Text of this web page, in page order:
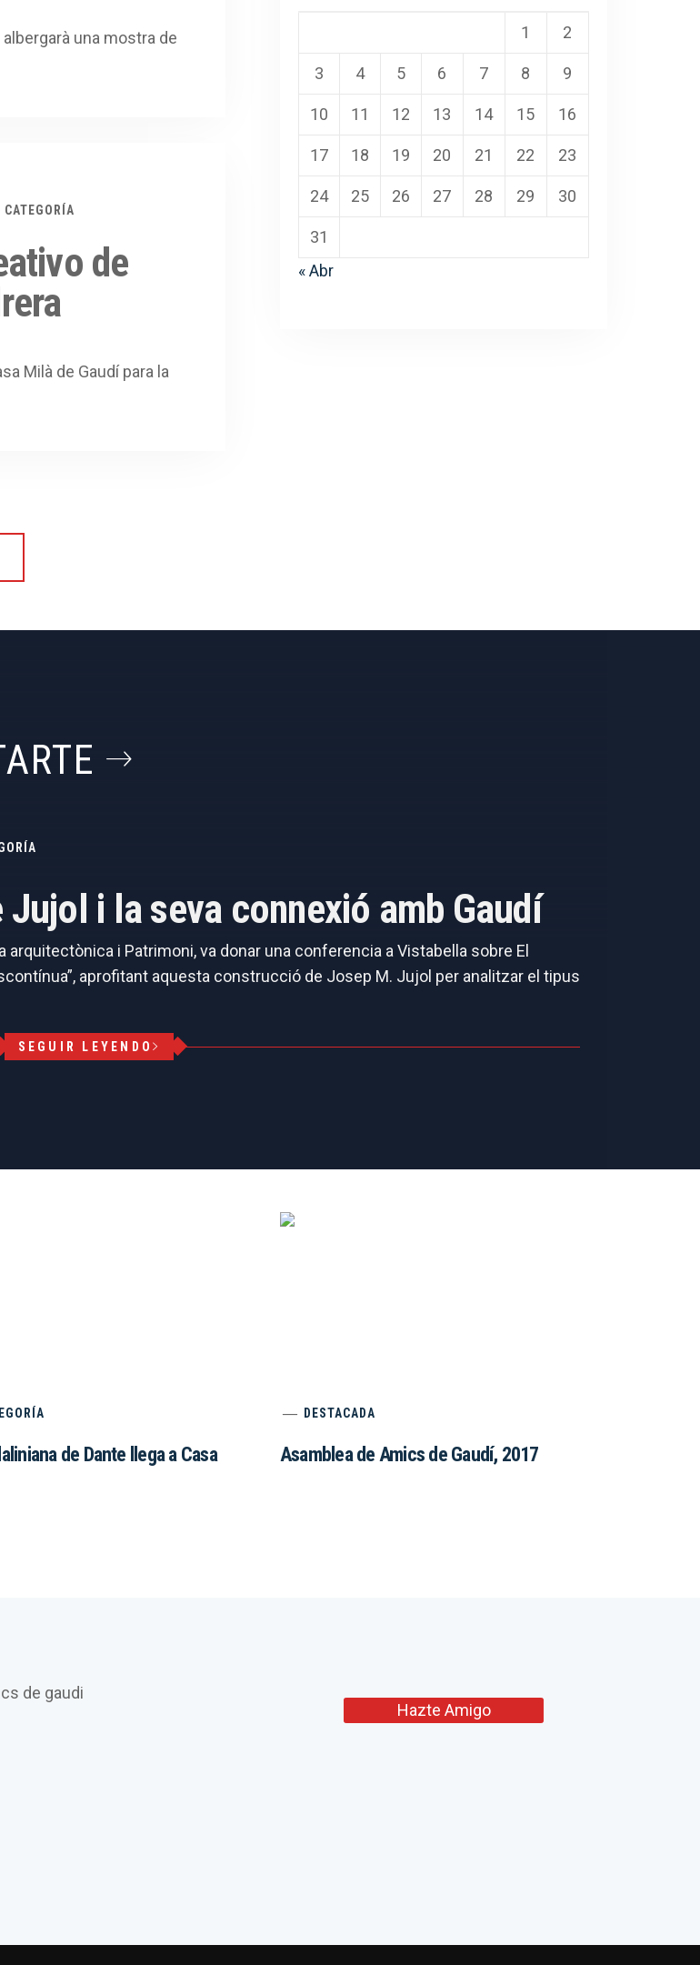
albergarà una mostra de
CATEGORÍA
de
Milà de Gaudí para la
1 2
3 4 5 6 7 8 9
10 11 12 13 14 15 16
17 18 19 20 21 22 23
24 25 26 27 28 29 30
31
« Abr
Jujol i la seva connexió amb Gaudí
i Patrimoni, va donar una conferencia a Vistabella sobre El
aprofitant aquesta construcció de Josep M. Jujol per analitzar el tipus
SEGUIR LEYENDO
de Dante llega a Casa
DESTACADA
Asamblea de Amics de Gaudí, 2017
Hazte Amigo